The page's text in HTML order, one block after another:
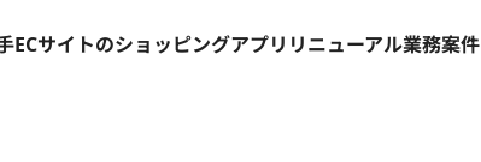
サイトのショッピングアプリリニューアル業務案件